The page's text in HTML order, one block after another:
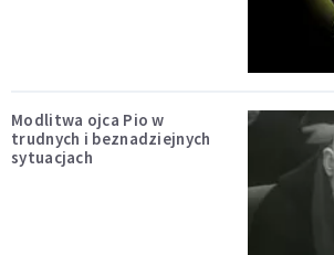
Modlitwa ojca Pio w
trudnych i beznadziejnych
sytuacjach